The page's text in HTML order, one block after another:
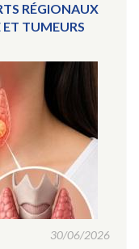
RÉGIONAUX
ET TUMEURS
30/06/2026